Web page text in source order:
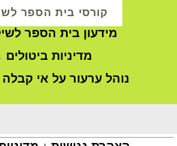
קורסי בית הספר
מידעון בית הספר
מדיניות ביטולים
נוהל ערעור על אי